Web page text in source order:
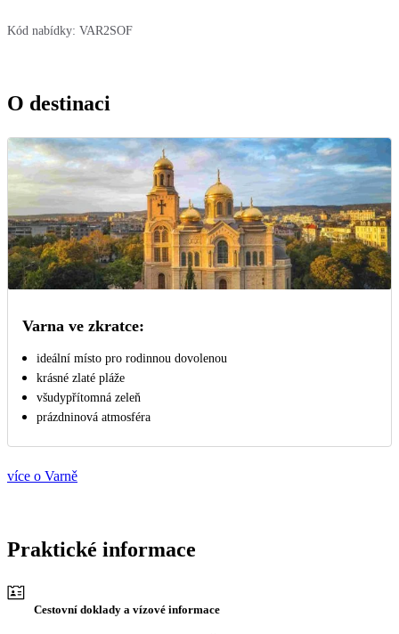
Kód nabídky: VAR2SOF
O destinaci
Varna ve zkratce:
ideální místo pro rodinnou dovolenou
krásné zlaté pláže
všudypřítomná zeleň
prázdninová atmosféra
více o Varně
Praktické informace
Cestovní doklady a vízové informace